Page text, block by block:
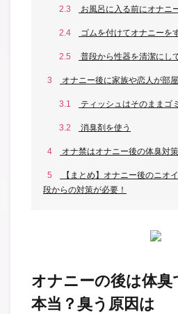
2.3 お風呂に入る前にオナニ
2.4 ゴムを付けてオナニーを
2.5 普段から性器を清潔にし
3 オナニー後に家族や恋人が部
3.1 ティッシュはそのままゴ
3.2 消臭剤を使う
4 オナ禁はオナニー後の体臭対
5
【まとめ】オナニー後のニオ
段からの対策が必要！
オナニーの後は体
本当？臭う原因は